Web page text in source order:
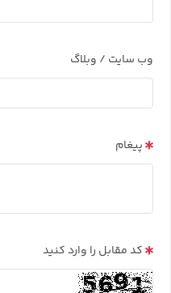
وب سایت / وبلاگ
پیغام
کد مقابل را وارد کنید